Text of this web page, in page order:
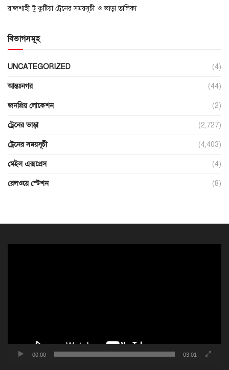
রাজশাহী টু কুষ্টিয়া ট্রেনের সময়সূচী ও ভাড়া তালিকা
বিভাগসমূহ
UNCATEGORIZED (4)
আন্তঃনগর (44)
জনপ্রিয় লোকেশন (2)
ট্রেনের ভাড়া (2,727)
ট্রেনের সময়সূচী (4,403)
মেইল এক্সপ্রেস (4)
রেলওয়ে স্টেশন (8)
00:00 03:01